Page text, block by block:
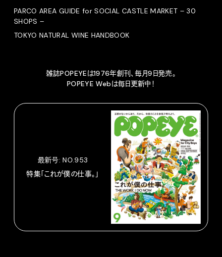
PARCO AREA GUIDE for SOCIAL CASTLE MARKET – 30
SHOPS –
TOKYO NATURAL WINE HANDBOOK
雑誌POPEYEは1976年創刊、毎月9日発売。
POPEYE Webは毎日更新中！
最新号: NO.953
特集「これが僕の仕事。」